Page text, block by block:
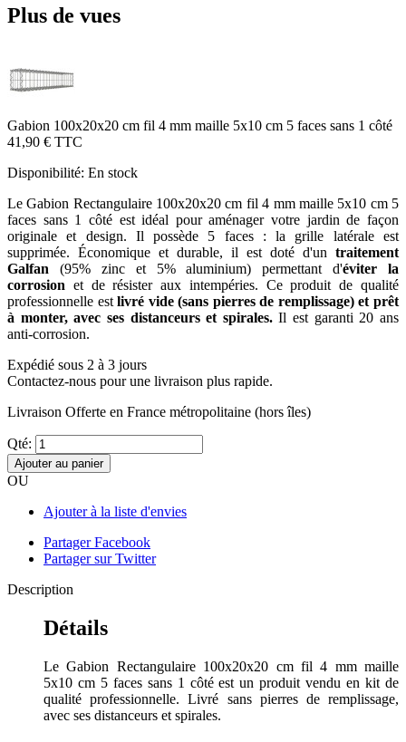
Plus de vues
Gabion 100x20x20 cm fil 4 mm maille 5x10 cm 5 faces sans 1 côté
41,90 € TTC
Disponibilité: En stock
Le Gabion Rectangulaire 100x20x20 cm fil 4 mm maille 5x10 cm 5
faces sans 1 côté est idéal pour aménager votre jardin de façon
originale et design. Il possède 5 faces : la grille latérale est
supprimée. Économique et durable, il est doté d'un traitement
Galfan (95% zinc et 5% aluminium) permettant d'éviter la
corrosion et de résister aux intempéries. Ce produit de qualité
professionnelle estlivré vide (sans pierres de remplissage) et prêt
à monter, avec ses distanceurs et spirales.Il est garanti 20 ans
anti-corrosion.
Expédié sous 2 à 3 jours
Contactez-nous pour une livraison plus rapide.
Livraison Offerte en France métropolitaine (hors îles)
Qté:
Ajouter au panier
OU
Ajouter à la liste d'envies
Partager Facebook
Partager sur Twitter
Description
Détails
Le Gabion Rectangulaire 100x20x20 cm fil 4 mm maille
5x10 cm 5 faces sans 1 côté est un produit vendu en kit de
qualité professionnelle. Livré sans pierres de remplissage,
avec ses distanceurs et spirales.